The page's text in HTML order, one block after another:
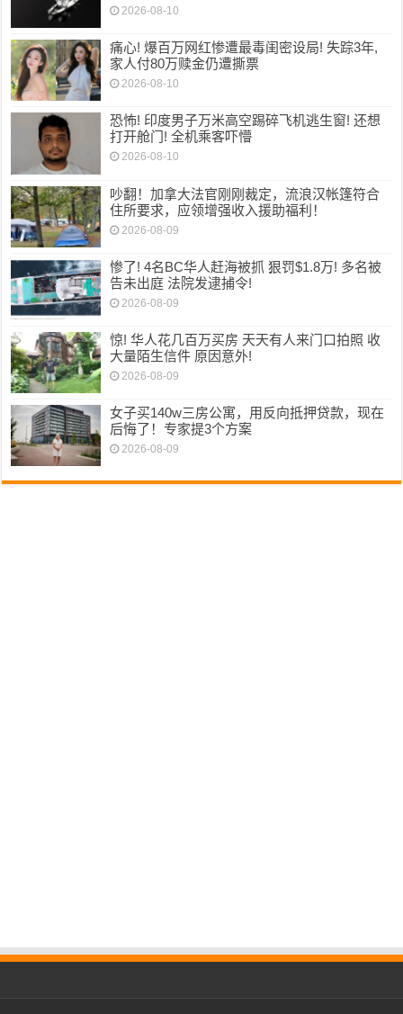
2026-08-10
痛心! 爆百万网红惨遭最毒闺密设局! 失踪3年,
家人付80万赎金仍遭撕票
2026-08-10
恐怖! 印度男子万米高空踢碎飞机逃生窗! 还想
打开舱门! 全机乘客吓懵
2026-08-10
吵翻！加拿大法官刚刚裁定，流浪汉帐篷符合
住所要求，应领增强收入援助福利！
2026-08-09
惨了! 4名BC华人赶海被抓 狠罚$1.8万! 多名被
告未出庭 法院发逮捕令!
2026-08-09
惊! 华人花几百万买房 天天有人来门口拍照 收
大量陌生信件 原因意外!
2026-08-09
女子买140w三房公寓，用反向抵押贷款，现在
后悔了！专家提3个方案
2026-08-09